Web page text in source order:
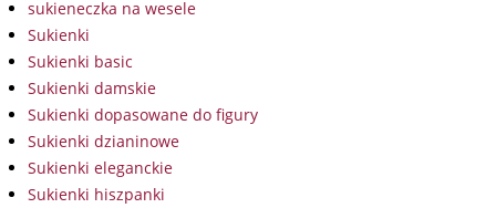
sukieneczka na wesele
Sukienki
Sukienki basic
Sukienki damskie
Sukienki dopasowane do figury
Sukienki dzianinowe
Sukienki eleganckie
Sukienki hiszpanki